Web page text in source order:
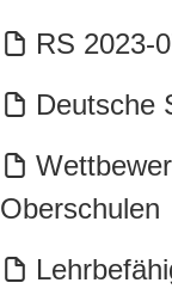
RS 2023-
Deutsche
Oberschulen